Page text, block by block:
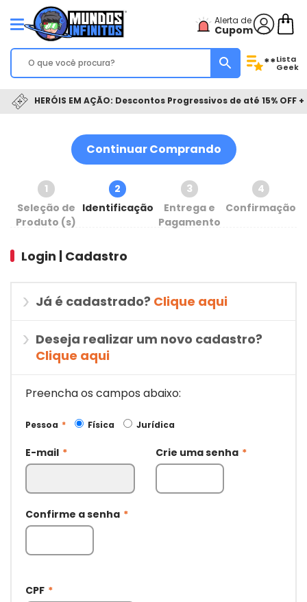
Alerta de
Cupom
**Lista
Geek
HERÓIS EM AÇÃO: Descontos Progressivos de até 15% OFF
Continuar Comprando
1
Seleção de
Produto (s)
2
Identificação
3
Entrega e
Pagamento
4
Confirmação
Login | Cadastro
Já é cadastrado? Clique aqui
Deseja realizar um novo cadastro?
Clique aqui
Preencha os campos abaixo:
Pessoa * Física Jurídica
E-mail * Crie uma senha *
Confirme a senha *
CPF *